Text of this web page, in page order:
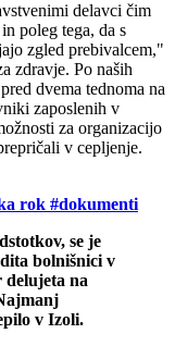
delavci čim
poleg tega, da s
zgled prebivalcem,"
zdravje. Po naših
pred dvema tednoma na
zaposlenih v
za organizacijo
v cepljenje.
rok #dokumenti
se je
bolnišnici v
na
v Izoli.